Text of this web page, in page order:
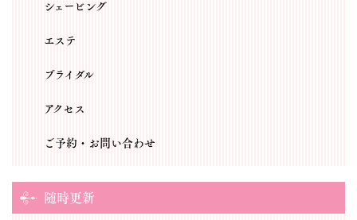
シェービング
エステ
ブライダル
アクセス
ご予約・お問い合わせ
随時更新